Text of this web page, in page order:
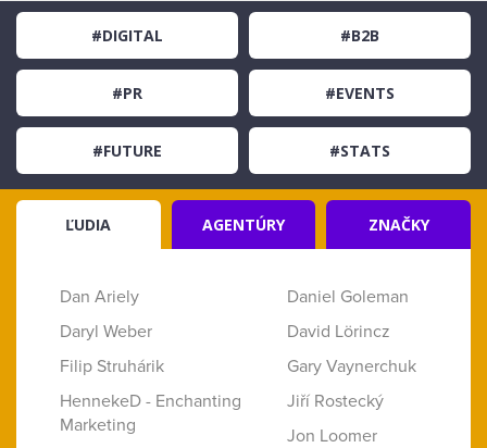
#DIGITAL #B2B
#PR #EVENTS
#FUTURE #STATS
ĽUDIA AGENTÚRY ZNAČKY
Dan Ariely
Daniel Goleman
Daryl Weber
David Lörincz
Filip Struhárik
Gary Vaynerchuk
HennekeD - Enchanting
Marketing
Jiří Rostecký
Jon Loomer